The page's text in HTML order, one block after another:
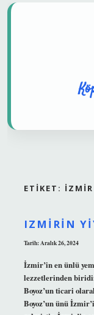
ETIKET: İZMIR
IZMIRIN
Tarih: Aralık 26, 2024
İzmir’in en ünlü
lezzetlerinden
Boyoz’un ticari
Boyoz’un ünü